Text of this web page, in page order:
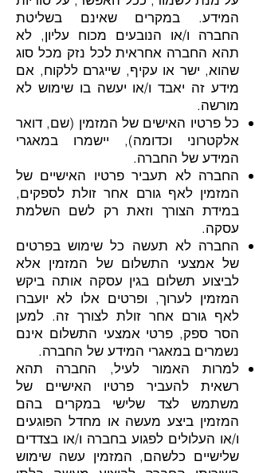
המידע. במקרים שאינם בשליטת
החברה ו/או הנובעים מכוח עליון, לא
תהא החברה אחראית לכל נזק מכל סוג
שהוא, ישר או עקיף, שייגרם ללקוח, אם
מידע זה יאבד ו/או יעשה בו שימוש לא
מורשה.
כל פרטיו האישים של המזמין (שם, דואר
אלקטרוני וכדומה), יישמרו במאגרי
המידע של החברה.
החברה לא תעביר פרטיו האישיים של
המזמין לאף גורם אחר זולת לספקים,
במידת הצורך וזאת רק לשם השלמת
עסקה.
החברה לא תעשה כל שימוש בפרטים
של אמצעי התשלום של המזמין אלא
לביצוע תשלום בגין עסקה אותה ביקש
המזמין לערוך, ופרטים אלו לא יועברו
לאף גורם אחר זולת לצורך זה. למען
הסר ספק, פרטי אמצעי התשלום אינם
נשמרים במאגרי המידע של החברה.
למרות האמור לעיל, החברה תהא
רשאית להעביר פרטיו האישיים של
משתמש לצד שלישי במקרים בהם
המזמין ביצע מעשה או מחדל הפוגעים
ו/או העלולים לפגוע בחברה ו/או בצדדים
שלישיים כלשהם, המזמין עשה שימוש